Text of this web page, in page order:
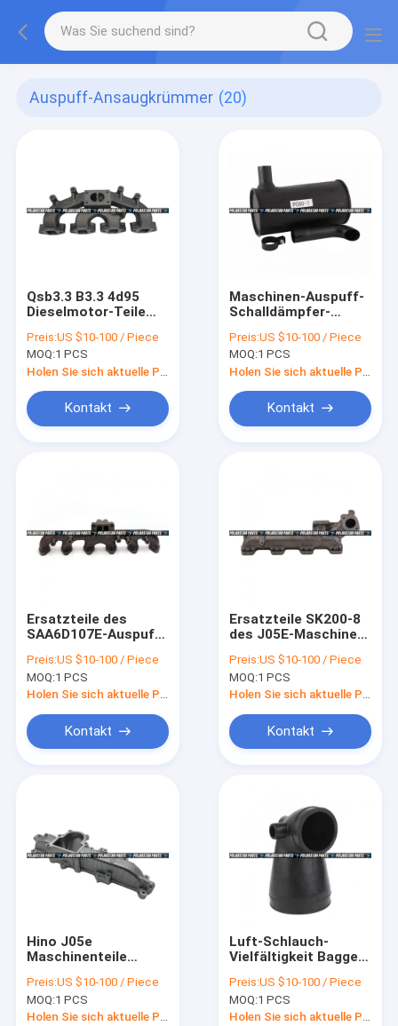
Auspuff-Ansaugkrümmer (20)
Qsb3.3 B3.3 4d95
Dieselmotor-Teile
Ansaugkrümmer-
PC130-7 6205-11-
5111
Preis:US $10-100 / Piece
MOQ:1 PCS
Kontakt
Maschinen-Auspuff-
Schalldämpfer-
7 6731-11-5511 für
Bagger Loader
Preis:US $10-100 / Piece
MOQ:1 PCS
Kontakt
Ersatzteile des
SAA6D107E-Auspuff-
6754-11-5110 des
Dieselmotor-PC200-
8
Preis:US $10-100 / Piece
MOQ:1 PCS
Kontakt
Ersatzteile SK200-8
des J05E-Maschinen-
VH171416570A Hino
Preis:US $10-100 / Piece
MOQ:1 PCS
Kontakt
Hino J05e
Maschinenteile
Auspuff-
Ansaugkrümmer-
VH171114661A
Preis:US $10-100 / Piece
MOQ:1 PCS
Holen Sie sich aktuelle Preis
Luft-Schlauch-
Vielfältigkeit Bagger-
Ec240b Ec290b D7d
D7e Voe20450765
Preis:US $10-100 / Piece
MOQ:1 PCS
Holen Sie sich aktuelle Preis